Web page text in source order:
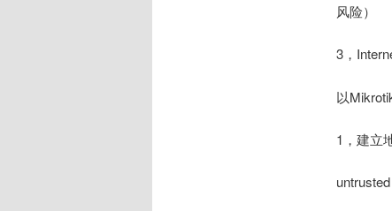
风险）
3，
以
1，建立